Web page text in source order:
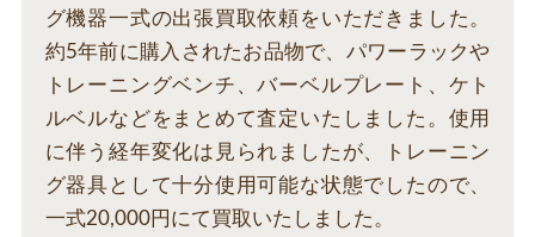
グ機器一式の出張買取依頼をいただきました。
約5年前に購入されたお品物で、パワーラックや
トレーニングベンチ、バーベルプレート、ケト
ルベルなどをまとめて査定いたしました。使用
に伴う経年変化は見られましたが、トレーニン
グ器具として十分使用可能な状態でしたので、
一式20,000円にて買取いたしました。